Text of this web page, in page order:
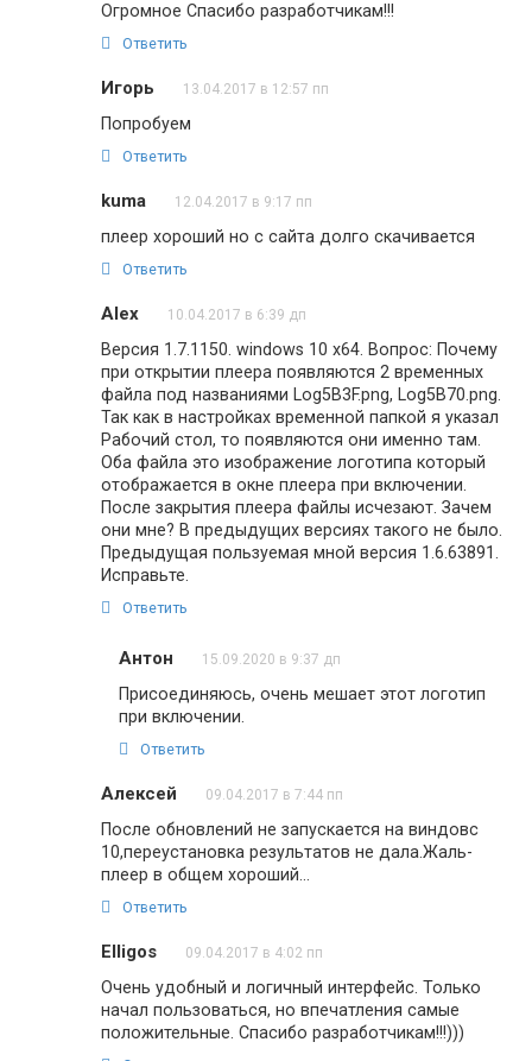
Огромное Спасибо разработчикам!!!
Ответить
Игорь 13.04.2017 в 12:57 пп
Попробуем
Ответить
kuma 12.04.2017 в 9:17 пп
плеер хороший но с сайта долго скачивается
Ответить
Alex 10.04.2017 в 6:39 дп
Версия 1.7.1150. windows 10 x64. Вопрос: Почему
при открытии плеера появляются 2 временных
файла под названиями Log5B3F.png, Log5B70.png.
Так как в настройках временной папкой я указал
Рабочий стол, то появляются они именно там.
Оба файла это изображение логотипа который
отображается в окне плеера при включении.
После закрытия плеера файлы исчезают. Зачем
они мне? В предыдущих версиях такого не было.
Предыдущая пользуемая мной версия 1.6.63891.
Исправьте.
Ответить
Антон 15.09.2020 в 9:37 дп
Присоединяюсь, очень мешает этот логотип
при включении.
Ответить
Алексей 09.04.2017 в 7:44 пп
После обновлений не запускается на виндовс
10,переустановка результатов не дала.Жаль-
плеер в общем хороший…
Ответить
Elligos 09.04.2017 в 4:02 пп
Очень удобный и логичный интерфейс. Только
начал пользоваться, но впечатления самые
положительные. Спасибо разработчикам!!!)))